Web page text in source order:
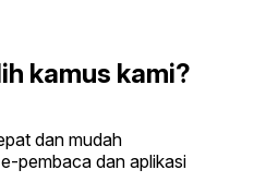
kamus kami?
dan mudah
pembaca dan aplikasi